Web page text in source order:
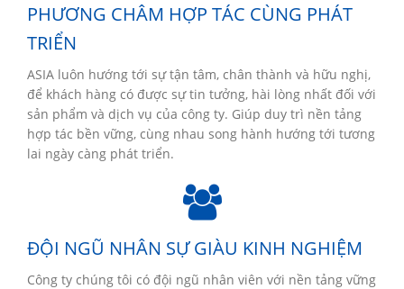
PHƯƠNG CHÂM HỢP TÁC CÙNG PHÁT
TRIỂN
ASIA luôn hướng tới sự tận tâm, chân thành và hữu nghị,
để khách hàng có được sự tin tưởng, hài lòng nhất đối với
sản phẩm và dịch vụ của công ty. Giúp duy trì nền tảng
hợp tác bền vững, cùng nhau song hành hướng tới tương
lai ngày càng phát triển.
ĐỘI NGŨ NHÂN SỰ GIÀU KINH NGHIỆM
Công ty chúng tôi có đội ngũ nhân viên với nền tảng vững